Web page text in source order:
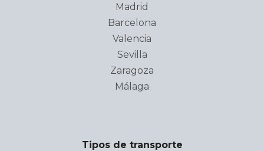
Madrid
Barcelona
Valencia
Sevilla
Zaragoza
Málaga
Tipos de transporte